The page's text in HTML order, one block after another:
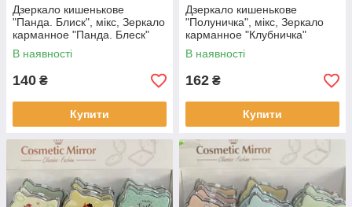
Дзеркало кишенькове
"Панда. Блиск", мікс, Зеркало
карманное "Панда. Блеск"
1903-15
В наявності
140 ₴
Купити
Дзеркало кишенькове
"Полуничка", мікс, Зеркало
карманное "Клубничка"
В наявності
162 ₴
Купити